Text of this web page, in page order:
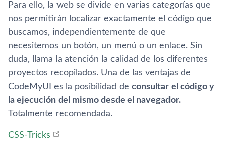
Para ello, la web se divide en varias categorí­as que
nos permitirán localizar exactamente el código que
buscamos, independientemente de que
necesitemos un botón, un menú o un enlace. Sin
duda, llama la atención la calidad de los diferentes
proyectos recopilados. Una de las ventajas de
CodeMyUI es la posibilidad de consultar el código y
la ejecución del mismo desde el navegador.
Totalmente recomendada.
CSS-Tricks